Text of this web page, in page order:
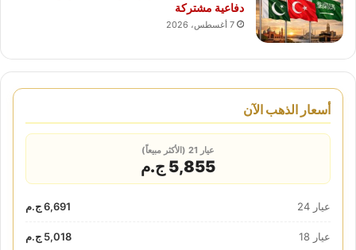
دفاعية مشتركة
7 أغسطس، 2026
أسعار الذهب الآن
عيار 21 (الأكثر مبيعاً)
5,855 ج.م
عيار 24 6,691 ج.م
عيار 18 5,018 ج.م